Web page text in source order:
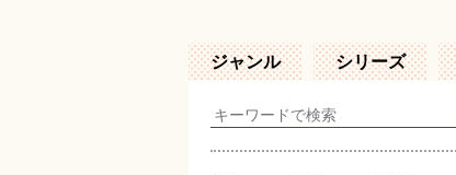
ジャンル シリーズ